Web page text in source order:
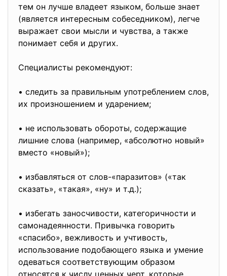
тем он лучше владеет языком, больше знает
(является интересным собеседником), легче
выражает свои мысли и чувства, а также
понимает себя и других.
Специалисты рекомендуют:
• следить за правильным употреблением слов,
их произношением и ударением;
• не использовать обороты, содержащие
лишние слова (например, «абсолютно новый»
вместо «новый»);
• избавляться от слов-«паразитов» («так
сказать», «такая», «ну» и т.д.);
• избегать заносчивости, категоричности и
самонадеянности. Привычка говорить
«спасибо», вежливость и учтивость,
использование подобающего языка и умение
одеваться соответствующим образом
относятся к числу ценных черт, которые